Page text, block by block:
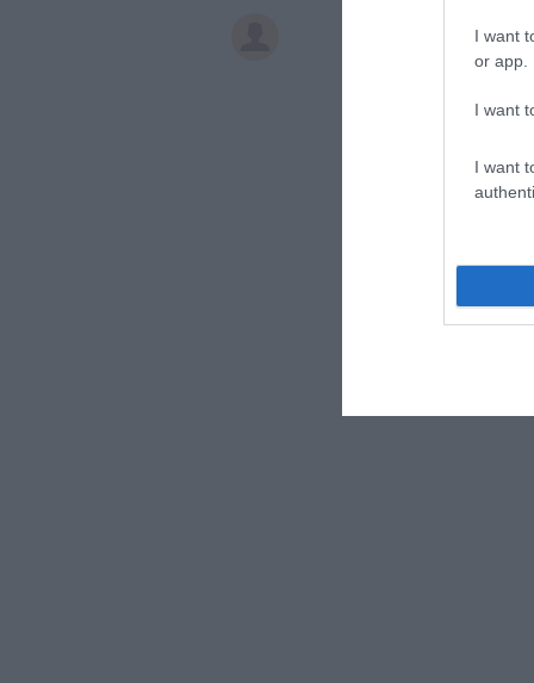
I want
or app.
I want
I want